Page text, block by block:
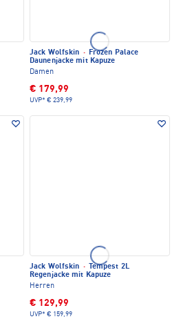
Jack Wolfskin · Frozen Palace
Daunenjacke mit Kapuze
Damen
€ 179,99
UVP* € 239,99
Jack Wolfskin ·
Tempest 2L
Regenjacke mit Kapuze
Herren
€ 129,99
UVP* € 159,99